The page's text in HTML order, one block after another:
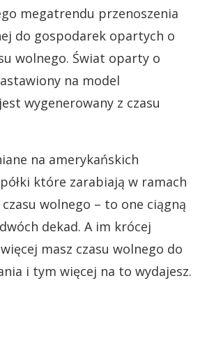
megatrendu przenoszenia
do gospodarek opartych o
wolnego. Świat oparty o
na model
wygenerowany z czasu
na amerykańskich
które zarabiają w ramach
wolnego – to one ciągną
dekad. A im krócej
masz czasu wolnego do
i tym więcej na to wydajesz.